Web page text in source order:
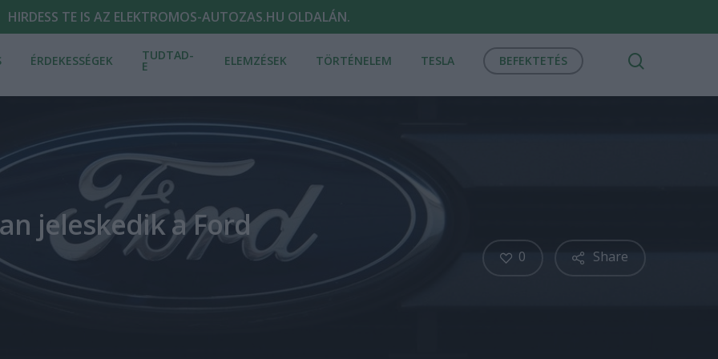
HIRDESS TE IS AZ ELEKTROMOS-AUTOZAS.HU OLDALÁN.
ÉRDEKESSÉGEK TUDTAD-
E ELEMZÉSEK TÖRTÉNELEM TESLA BEFEKTETÉS
jeleskedik a Ford
Share
0